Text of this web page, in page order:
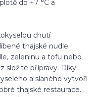
do +7 °C a
chutí
thajské nudle
zeleninu a tofu nebo
složité přípravy. Díky
a slaného vytvoří
thajské restaurace.